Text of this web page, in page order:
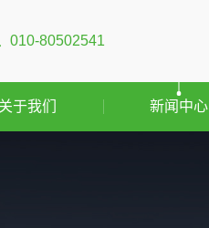
010-80502541
关于我们 新闻中心